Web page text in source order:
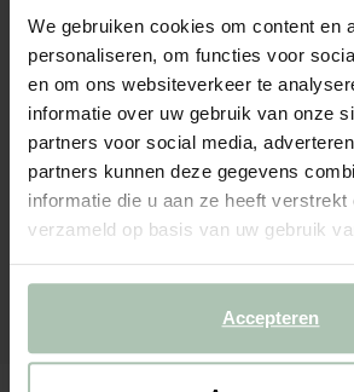
We gebruiken cookies om content en
personaliseren, om functies voor
en om ons websiteverkeer te
informatie over uw gebruik van onze
partners voor social media,
partners kunnen deze gegevens
informatie die u aan ze heeft verstrekt
verzameld op basis van uw gebruik
Accepteren